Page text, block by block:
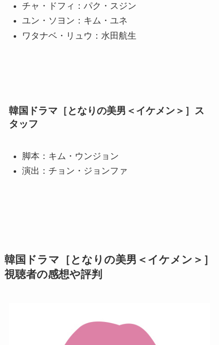
チャ・ドフィ：パク・スジン
ユン・ソヨン：キム・ユネ
ワタナベ・リュウ：水田航生
韓国ドラマ［となりの美男＜イケメン＞］ス
タッフ
脚本：キム・ウンジョン
演出：チョン・ジョンファ
韓国ドラマ［となりの美男＜イケメン＞］
視聴者の感想や評判